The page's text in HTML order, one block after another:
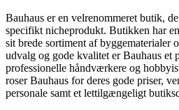
Bauhaus er en velrenommeret butik,
specifikt nicheprodukt. Butikken har
sit brede sortiment af byggematerialer
udvalg og gode kvalitet er Bauhaus et
professionelle håndværkere og
roser Bauhaus for deres gode priser,
personale samt et lettilgængeligt